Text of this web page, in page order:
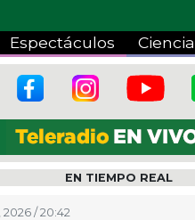
Espectáculos Ciencia
EN TIEMPO REAL
2026 / 20:42